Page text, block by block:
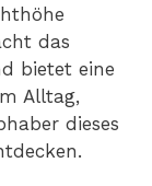
das
bietet eine
Alltag,
dieses